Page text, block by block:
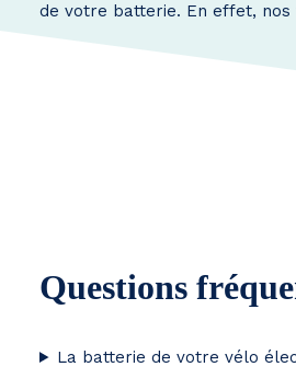
de votre batterie. En effet,
Questions
La batterie de votre vélo